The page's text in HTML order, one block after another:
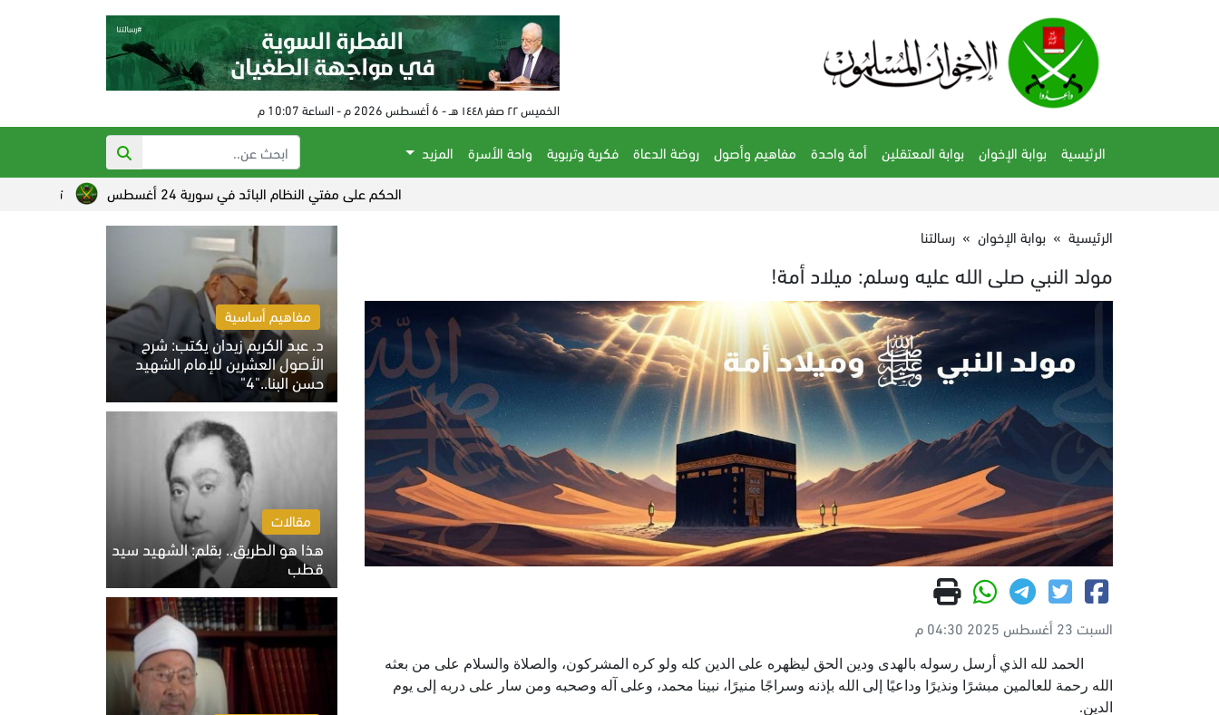
الخميس ٢٢ صفر ١٤٤٨ هـ - 6 أغسطس 2026 م - الساعة 10:07 م
الرئيسية بوابة الإخوان بوابة المعتقلين أمة واحدة مفاهيم وأصول روضة الدعاة فكرية وتربوية واحة الأسرة
المزيد
الحكم على مفتي النظام البائد في سورية 24 أغسطس
تصاعد القلق الصهيوني من
الرئيسية » بوابة الإخوان » رسالتنا
مولد النبي صلى الله عليه وسلم: ميلاد أمة!
السبت 23 أغسطس 2025 04:30 م
الحمد لله الذي أرسل رسوله بالهدى ودين الحق ليظهره على الدين كله ولو كره المشركون، والصلاة والسلام على من بعثه
الله رحمة للعالمين مبشرًا ونذيرًا وداعيًا إلى الله بإذنه وسراجًا منيرًا، نبينا محمد، وعلى آله وصحبه ومن سار على دربه إلى يوم
الدين.
مفاهيم أساسية
د. عبد الكريم زيدان يكتب: شرح
الأصول العشرين للإمام الشهيد
حسن البنا.."4"
الخميس 6 أغسطس 2026 10:27 ص
مقالات
هذا هو الطريق.. بقلم: الشهيد سيد
قطب
الخميس 6 أغسطس 2026 10:52 ص